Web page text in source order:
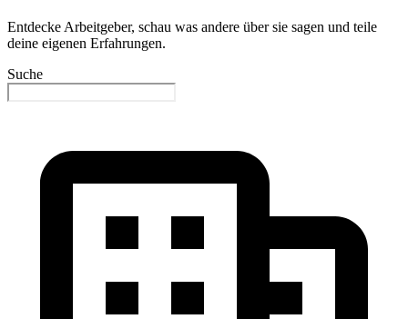
Entdecke Arbeitgeber, schau was andere über sie sagen und teile
deine eigenen Erfahrungen.
Suche